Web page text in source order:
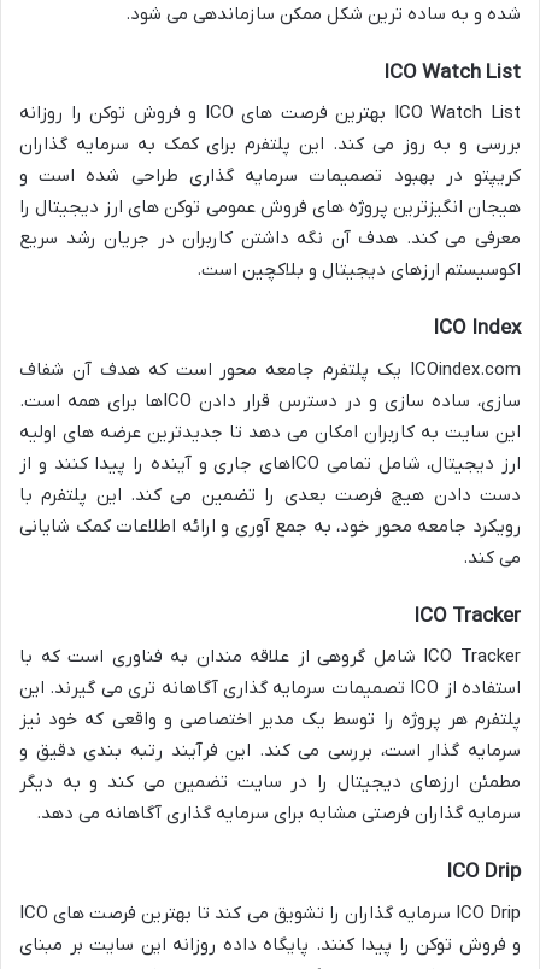
شده و به ساده ترین شکل ممکن سازماندهی می شود.
ICO Watch List
ICO Watch List بهترین فرصت های ICO و فروش توکن را روزانه
بررسی و به روز می کند. این پلتفرم برای کمک به سرمایه گذاران
کریپتو در بهبود تصمیمات سرمایه گذاری طراحی شده است و
هیجان انگیزترین پروژه های فروش عمومی توکن های ارز دیجیتال را
معرفی می کند. هدف آن نگه داشتن کاربران در جریان رشد سریع
اکوسیستم ارزهای دیجیتال و بلاکچین است.
ICO Index
ICOindex.com یک پلتفرم جامعه محور است که هدف آن شفاف
سازی، ساده سازی و در دسترس قرار دادن ICOها برای همه است.
این سایت به کاربران امکان می دهد تا جدیدترین عرضه های اولیه
ارز دیجیتال، شامل تمامی ICOهای جاری و آینده را پیدا کنند و از
دست دادن هیچ فرصت بعدی را تضمین می کند. این پلتفرم با
رویکرد جامعه محور خود، به جمع آوری و ارائه اطلاعات کمک شایانی
می کند.
ICO Tracker
ICO Tracker شامل گروهی از علاقه مندان به فناوری است که با
استفاده از ICO تصمیمات سرمایه گذاری آگاهانه تری می گیرند. این
پلتفرم هر پروژه را توسط یک مدیر اختصاصی و واقعی که خود نیز
سرمایه گذار است، بررسی می کند. این فرآیند رتبه بندی دقیق و
مطمئن ارزهای دیجیتال را در سایت تضمین می کند و به دیگر
سرمایه گذاران فرصتی مشابه برای سرمایه گذاری آگاهانه می دهد.
ICO Drip
ICO Drip سرمایه گذاران را تشویق می کند تا بهترین فرصت های ICO
و فروش توکن را پیدا کنند. پایگاه داده روزانه این سایت بر مبنای